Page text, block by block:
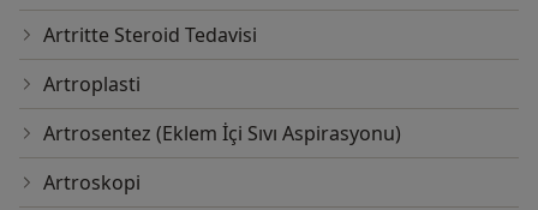
Artritte Steroid Tedavisi
Artroplasti
Artrosentez (Eklem İçi Sıvı Aspirasyonu)
Artroskopi